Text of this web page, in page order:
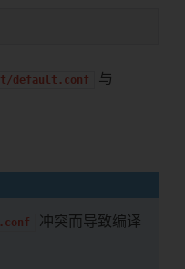
default.conf 与
冲突而导致编译